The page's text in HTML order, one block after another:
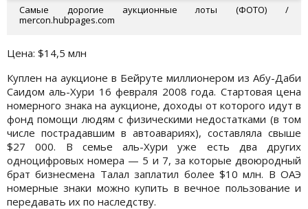
Самые дорогие аукционные лоты (ФОТО) /
mercon.hubpages.com
Цена: $14,5 млн
Куплен на аукционе в Бейруте миллионером из Абу-Даби
Саидом аль-Хури 16 февраля 2008 года. Стартовая цена
номерного знака на аукционе, доходы от которого идут в
фонд помощи людям с физическими недостатками (в том
числе пострадавшим в автоавариях), составляла свыше
$27 000. В семье аль-Хури уже есть два других
одноцифровых номера — 5 и 7, за которые двоюродный
брат бизнесмена Талал заплатил более $10 млн. В ОАЭ
номерные знаки можно купить в вечное пользование и
передавать их по наследству.